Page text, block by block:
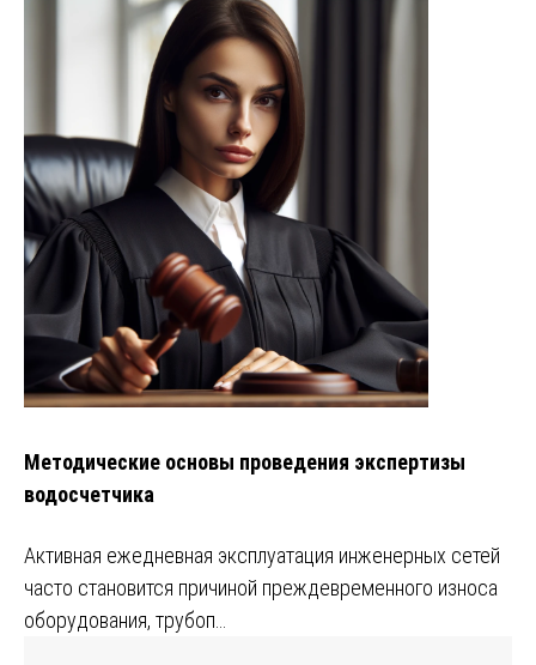
Методические основы проведения экспертизы
водосчетчика
Активная ежедневная эксплуатация инженерных сетей
часто становится причиной преждевременного износа
оборудования, трубоп…